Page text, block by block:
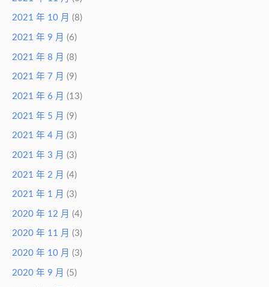
2021 年 10 月 (8)
2021 年 9 月 (6)
2021 年 8 月 (8)
2021 年 7 月 (9)
2021 年 6 月 (13)
2021 年 5 月 (9)
2021 年 4 月 (3)
2021 年 3 月 (3)
2021 年 2 月 (4)
2021 年 1 月 (3)
2020 年 12 月 (4)
2020 年 11 月 (3)
2020 年 10 月 (3)
2020 年 9 月 (5)